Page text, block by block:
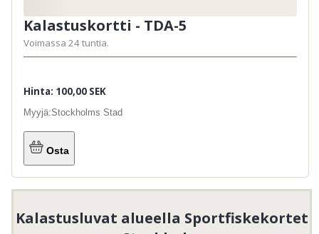
Kalastuskortti - TDA-5
Voimassa 24 tuntia.
Hinta: 100,00 SEK
Myyjä:Stockholms Stad
Osta
Kalastusluvat alueella Sportfiskekortet